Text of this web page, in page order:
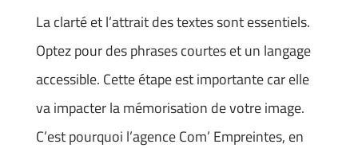
La clarté et l’attrait des textes sont essentiels.
Optez pour des phrases courtes et un langage
accessible. Cette étape est importante car elle
va impacter la mémorisation de votre image.
C’est pourquoi l’agence Com’ Empreintes, en